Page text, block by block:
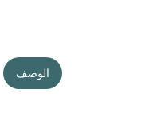
الوصف